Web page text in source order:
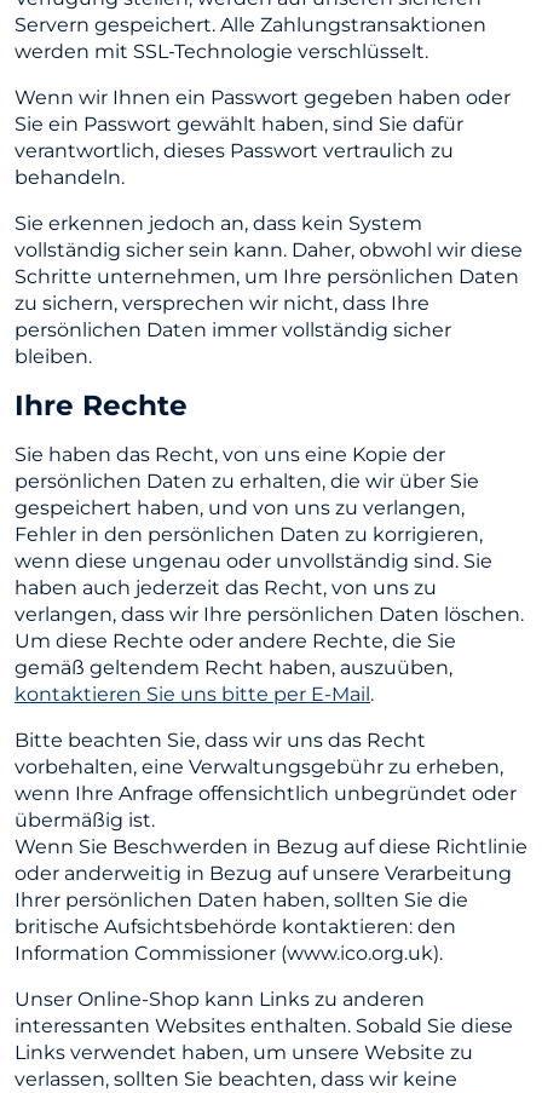
Servern gespeichert. Alle Zahlungstransaktionen
werden mit SSL-Technologie verschlüsselt.
Wenn wir Ihnen ein Passwort gegeben haben oder
Sie ein Passwort gewählt haben, sind Sie dafür
verantwortlich, dieses Passwort vertraulich zu
behandeln.
Sie erkennen jedoch an, dass kein System
vollständig sicher sein kann. Daher, obwohl wir diese
Schritte unternehmen, um Ihre persönlichen Daten
zu sichern, versprechen wir nicht, dass Ihre
persönlichen Daten immer vollständig sicher
bleiben.
Ihre Rechte
Sie haben das Recht, von uns eine Kopie der
persönlichen Daten zu erhalten, die wir über Sie
gespeichert haben, und von uns zu verlangen,
Fehler in den persönlichen Daten zu korrigieren,
wenn diese ungenau oder unvollständig sind. Sie
haben auch jederzeit das Recht, von uns zu
verlangen, dass wir Ihre persönlichen Daten löschen.
Um diese Rechte oder andere Rechte, die Sie
gemäß geltendem Recht haben, auszuüben,
kontaktieren Sie uns bitte per E-Mail.
Bitte beachten Sie, dass wir uns das Recht
vorbehalten, eine Verwaltungsgebühr zu erheben,
wenn Ihre Anfrage offensichtlich unbegründet oder
übermäßig ist.
Wenn Sie Beschwerden in Bezug auf diese Richtlinie
oder anderweitig in Bezug auf unsere Verarbeitung
Ihrer persönlichen Daten haben, sollten Sie die
britische Aufsichtsbehörde kontaktieren: den
Information Commissioner (www.ico.org.uk).
Unser Online-Shop kann Links zu anderen
interessanten Websites enthalten. Sobald Sie diese
Links verwendet haben, um unsere Website zu
verlassen, sollten Sie beachten, dass wir keine